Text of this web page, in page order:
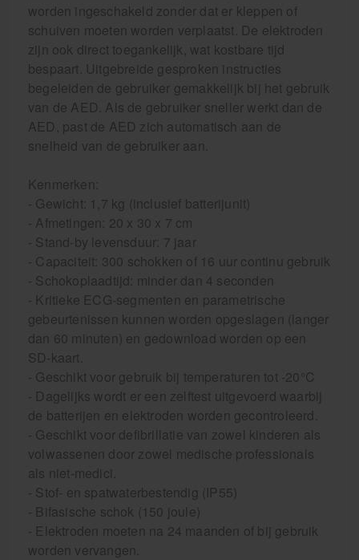
worden ingeschakeld zonder dat er kleppen of
schuiven moeten worden verplaatst. De elektroden
zijn ook direct toegankelijk, wat kostbare tijd
bespaart. Uitgebreide gesproken instructies
begeleiden de gebruiker gemakkelijk bij het gebruik
van de AED. Als de gebruiker sneller werkt dan de
AED, past de AED zich automatisch aan de
snelheid van de gebruiker aan.
Kenmerken:
- Gewicht: 1,7 kg (inclusief batterijunit)
- Afmetingen: 20 x 30 x 7 cm
- Stand-by levensduur: 7 jaar
- Capaciteit: 300 schokken of 16 uur continu gebruik
- Schokoplaadtijd: minder dan 4 seconden
- Kritieke ECG-segmenten en parametrische
gebeurtenissen kunnen worden opgeslagen (langer
dan 60 minuten) en gedownload worden op een
SD-kaart.
- Geschikt voor gebruik bij temperaturen tot -20°C
- Dagelijks wordt er een zelftest uitgevoerd waarbij
de batterijen en elektroden worden gecontroleerd.
- Geschikt voor defibrillatie van zowel kinderen als
volwassenen door zowel medische professionals
als niet-medici.
- Stof- en spatwaterbestendig (IP55)
- Bifasische schok (150 joule)
- Elektroden moeten na 24 maanden of bij gebruik
worden vervangen.